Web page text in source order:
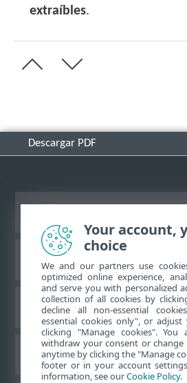
extraíbles.
Descargar PDF
Base de
Foro de
Soporte
Your account,
choice
We and our partners use
optimized online experience,
and serve you with personalized
collection of all cookies by
decline all non-essential
essential cookies only", or
clicking "Manage cookies".
withdraw your consent or change
anytime by clicking the "Manage
footer or in your account
information, see ourCookie Policy.